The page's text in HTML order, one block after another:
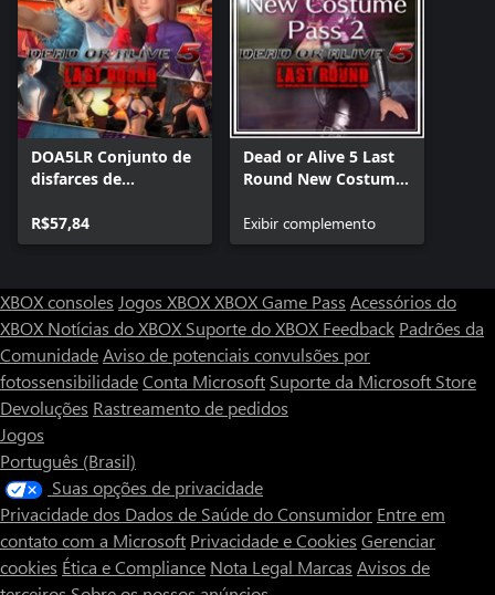
DOA5LR Conjunto de
disfarces de
R$57,84
Dead or Alive 5 Last
Round New Costume
Exibir complemento
XBOX consoles Jogos XBOXXBOX Game Pass Acessórios do
XBOX Notícias do XBOX Suporte do XBOX Feedback Padrões da
ComunidadeAviso de potenciais convulsões por
fotossensibilidadeConta Microsoft Suporte da Microsoft Store
Devoluções Rastreamento de pedidos
Jogos
Português (Brasil)
Suas opções de privacidade
Privacidade dos Dados de Saúde do Consumidor Entre em
contato com a Microsoft Privacidade e Cookies Gerenciar
cookies Ética e Compliance Nota Legal Marcas Avisos de